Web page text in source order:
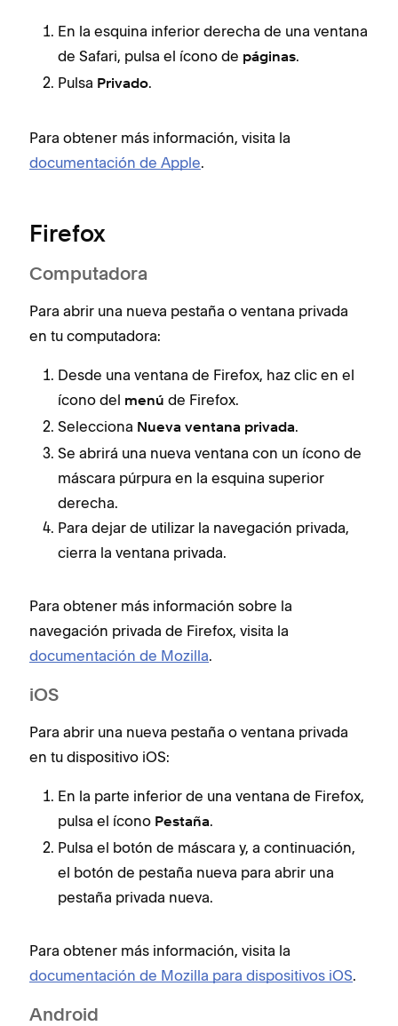
En la esquina inferior derecha de una ventana
de Safari, pulsa el ícono de páginas.
Pulsa Privado.
Para obtener más información, visita la
documentación de Apple.
Firefox
Computadora
Para abrir una nueva pestaña o ventana privada
en tu computadora:
Desde una ventana de Firefox, haz clic en el
ícono del menú de Firefox.
Selecciona Nueva ventana privada.
Se abrirá una nueva ventana con un ícono de
máscara púrpura en la esquina superior
derecha.
Para dejar de utilizar la navegación privada,
cierra la ventana privada.
Para obtener más información sobre la
navegación privada de Firefox, visita la
documentación de Mozilla.
iOS
Para abrir una nueva pestaña o ventana privada
en tu dispositivo iOS:
En la parte inferior de una ventana de Firefox,
pulsa el ícono Pestaña.
Pulsa el botón de máscara y, a continuación,
el botón de pestaña nueva para abrir una
pestaña privada nueva.
Para obtener más información, visita la
documentación de Mozilla para dispositivos iOS.
Android